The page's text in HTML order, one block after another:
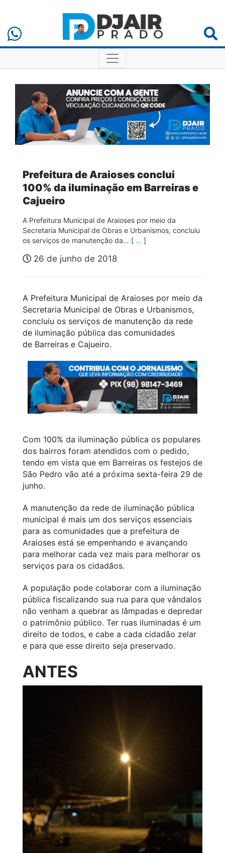
Prefeitura de Araioses conclui
100% da iluminação em Barreiras e
Cajueiro
A Prefeitura Municipal de Araioses por meio da
Secretaria Municipal de Obras e Urbanismos, concluiu
os serviços de manutenção da… [ … ]
26 de junho de 2018
A Prefeitura Municipal de Araioses por meio da
Secretaria Municipal de Obras e Urbanismos,
concluiu os serviços de manutenção da rede
de iluminação pública das comunidades
de Barreiras e Cajueiro.
Com 100% da iluminação pública os populares
dos bairros foram atendidos com o pedido,
tendo em vista que em Barreiras os festejos de
São Pedro vão até a próxima sexta-feira 29 de
junho.
A manutenção da rede de iluminação pública
municipal é mais um dos serviços essenciais
para as comunidades que a prefeitura de
Araioses está se empenhando e avançando
para melhorar cada vez mais para melhorar os
serviços para os cidadãos.
A população pode colaborar com a iluminação
pública fiscalizando sua rua para que vândalos
não venham a quebrar as lâmpadas e depredar
o patrimônio público. Ter ruas iluminadas é um
direito de todos, e cabe a cada cidadão zelar
e para que esse direito seja preservado.
ANTES